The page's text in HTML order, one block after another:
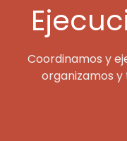
Coordinamos y
organizamos